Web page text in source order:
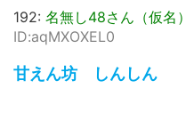
192: 名無し48さん（仮名）
ID:aqMXOXEL0
甘えん坊 しんしん